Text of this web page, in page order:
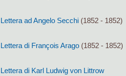
Lettera ad Angelo Secchi (1852 - 1852)
Lettera di François Arago (1852 - 1852)
Lettera di Karl Ludwig von Littrow